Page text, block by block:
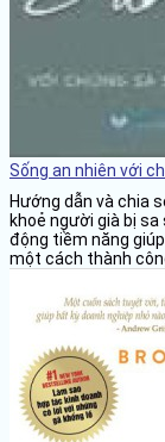
Sống an nhiên với
Hướng dẫn và chia
khoẻ người già bị
động tiềm năng
một cách thành